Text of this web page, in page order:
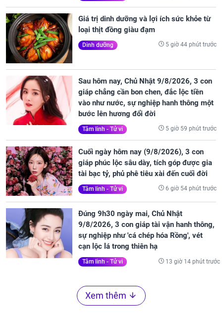
Giá trị dinh dưỡng và lợi ích sức khỏe từ
loại thịt đồng giàu đạm
Dinh dưỡng 5 giờ 44 phút trước
Sau hôm nay, Chủ Nhật 9/8/2026, 3 con
giáp chẳng cần bon chen, đắc lộc tiền
vào như nước, sự nghiệp hanh thông một
bước lên hương đổi đời
Tâm linh - Tử vi 5 giờ 59 phút trước
Cuối ngày hôm nay (9/8/2026), 3 con
giáp phúc lộc sâu dày, tích góp được gia
tài bạc tỷ, phủ phê tiêu xài đến cuối đời
Tâm linh - Tử vi 6 giờ 54 phút trước
Đúng 9h30 ngày mai, Chủ Nhật
9/8/2026, 3 con giáp tài vận hanh thông,
sự nghiệp như 'cá chép hóa Rồng', vét
cạn lộc lá trong thiên hạ
Tâm linh - Tử vi 13 giờ 14 phút trước
Xem thêm